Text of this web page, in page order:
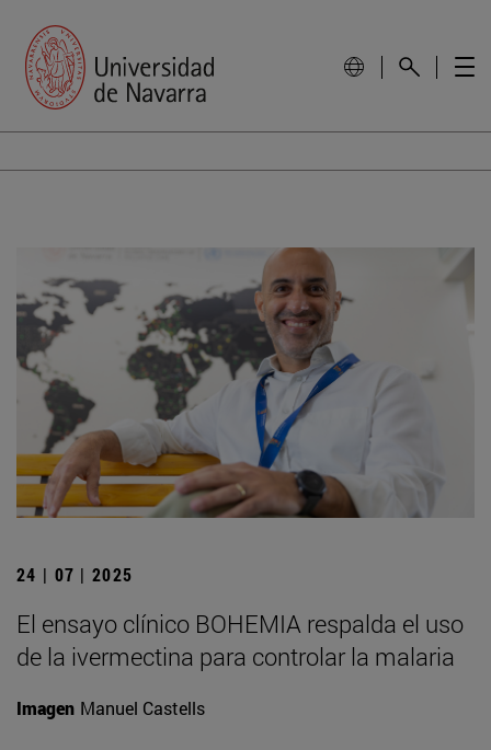
24 | 07 | 2025
El ensayo clínico BOHEMIA respalda el uso
de la ivermectina para controlar la malaria
Imagen Manuel Castells